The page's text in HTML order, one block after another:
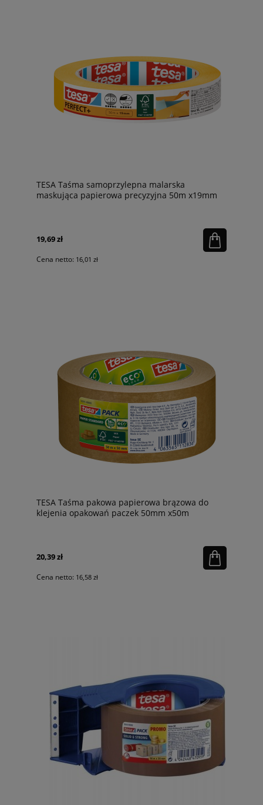
TESA Taśma samoprzylepna malarska
maskująca papierowa precyzyjna 50m x19mm
19,69 zł
Cena netto: 16,01 zł
TESA Taśma pakowa papierowa brązowa do
klejenia opakowań paczek 50mm x50m
20,39 zł
Cena netto: 16,58 zł